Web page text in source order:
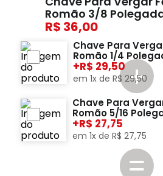
Romão 3/8
36,00
Chave Para
Romão 1/4
+ 29,50
em 1x de R$ 29,50
Chave Para
Romão 5/16
+ 27,75
em 1x de R$ 27,75